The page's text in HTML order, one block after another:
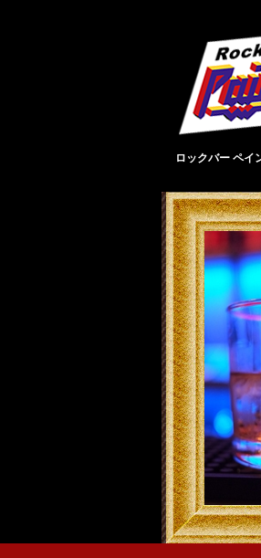
ロックバー ペイ